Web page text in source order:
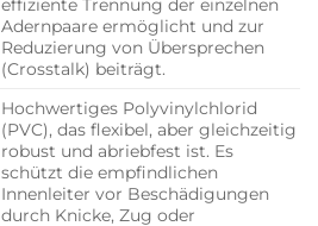
effiziente Trennung der einzelnen
Adernpaare ermöglicht und zur
Reduzierung von Übersprechen
(Crosstalk) beiträgt.
Hochwertiges Polyvinylchlorid
(PVC), das flexibel, aber gleichzeitig
robust und abriebfest ist. Es
schützt die empfindlichen
Innenleiter vor Beschädigungen
durch Knicke, Zug oder